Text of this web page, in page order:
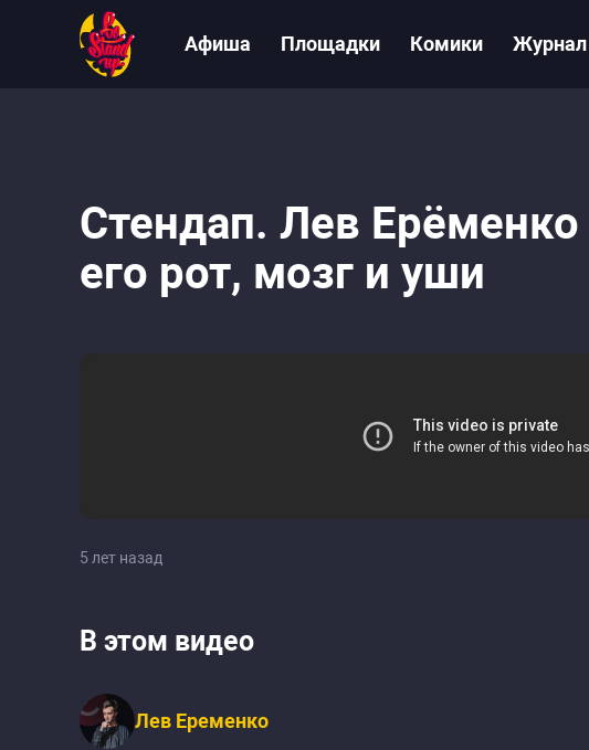
Афиша Площадки Комики Журнал
Стендап. Лев Ерёменко
его рот, мозг и уши
5 лет назад
В этом видео
Лев Еременко